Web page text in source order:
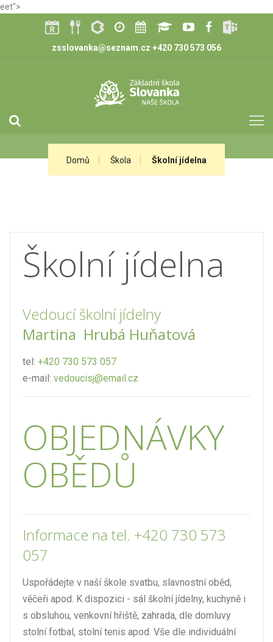
eet">
zsslovanka@seznam.cz +420 730 573 056
Domů Škola Školní jídelna
Školní jídelna
Vedoucí školní jídelny
Martina Hrubá Huňatová
tel: +420 730 573 057
e-mail: vedoucisj@email.cz
OBJEDNÁVKY
OBĚDŮ
Informace na tel. +420 730 573
057
Uspořádejte v naší škole svatbu, slavnostní oběd,
věčeři apod. K dispozici - sál školní jídelny, kuchyně i
s obsluhou, venkovní hřiště, zahrada, dle domluvy
stolní fotbal, stolní tenis apod. Vše dle individuální